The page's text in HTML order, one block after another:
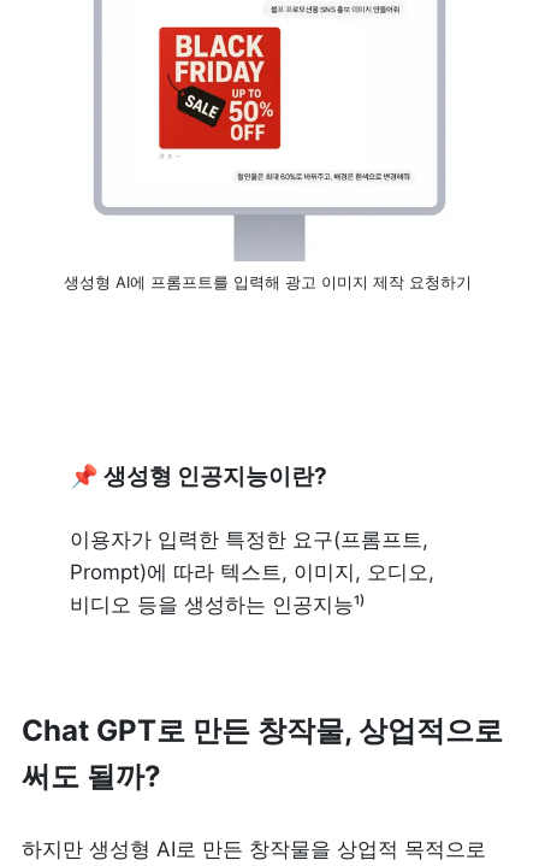
생성형 AI에 프롬프트를 입력해 광고 이미지 제작 요청하기
📌 생성형 인공지능이란?
이용자가 입력한 특정한 요구(프롬프트,
Prompt)에 따라 텍스트, 이미지, 오디오,
비디오 등을 생성하는 인공지능¹⁾
Chat GPT로 만든 창작물, 상업적으로
써도 될까?
하지만 생성형 AI로 만든 창작물을 상업적 목적으로